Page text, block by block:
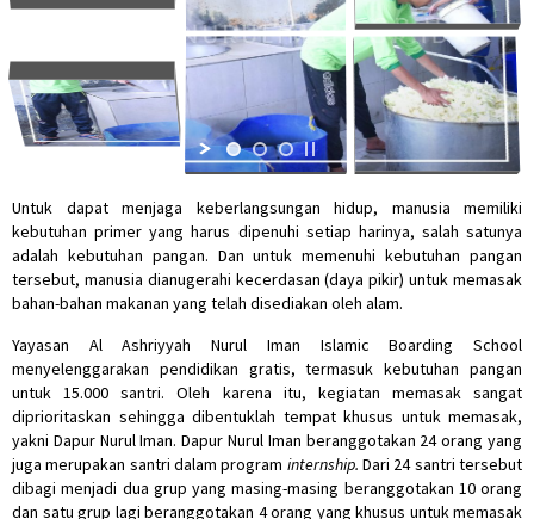
Untuk dapat menjaga keberlangsungan hidup, manusia memiliki
kebutuhan primer yang harus dipenuhi setiap harinya, salah satunya
adalah kebutuhan pangan. Dan untuk memenuhi kebutuhan pangan
tersebut, manusia dianugerahi kecerdasan (daya pikir) untuk memasak
bahan-bahan makanan yang telah disediakan oleh alam.
Yayasan Al Ashriyyah Nurul Iman Islamic Boarding School
menyelenggarakan pendidikan gratis, termasuk kebutuhan pangan
untuk 15.000 santri. Oleh karena itu, kegiatan memasak sangat
diprioritaskan sehingga dibentuklah tempat khusus untuk memasak,
yakni Dapur Nurul Iman. Dapur Nurul Iman beranggotakan 24 orang yang
juga merupakan santri dalam program internship. Dari 24 santri tersebut
dibagi menjadi dua grup yang masing-masing beranggotakan 10 orang
dan satu grup lagi beranggotakan 4 orang yang khusus untuk memasak